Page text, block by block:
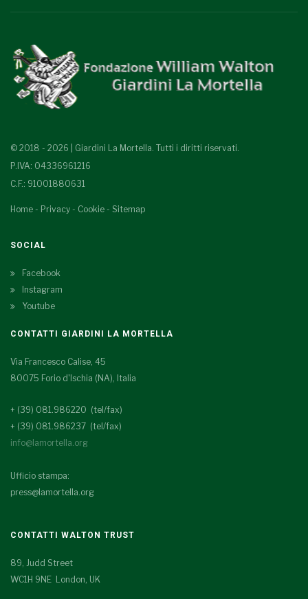
© 2018 - 2026 | Giardini La Mortella. Tutti i diritti riservati.
P.IVA: 04336961216
C.F.: 91001880631
Home - Privacy - Cookie - Sitemap
SOCIAL
Facebook
Instagram
Youtube
CONTATTI GIARDINI LA MORTELLA
Via Francesco Calise, 45
80075 Forio d'Ischia (NA), Italia
+ (39) 081.986220 (tel/fax)
+ (39) 081.986237 (tel/fax)
info@lamortella.org
Ufficio stampa:
press@lamortella.org
CONTATTI WALTON TRUST
89, Judd Street
WC1H 9NE London, UK